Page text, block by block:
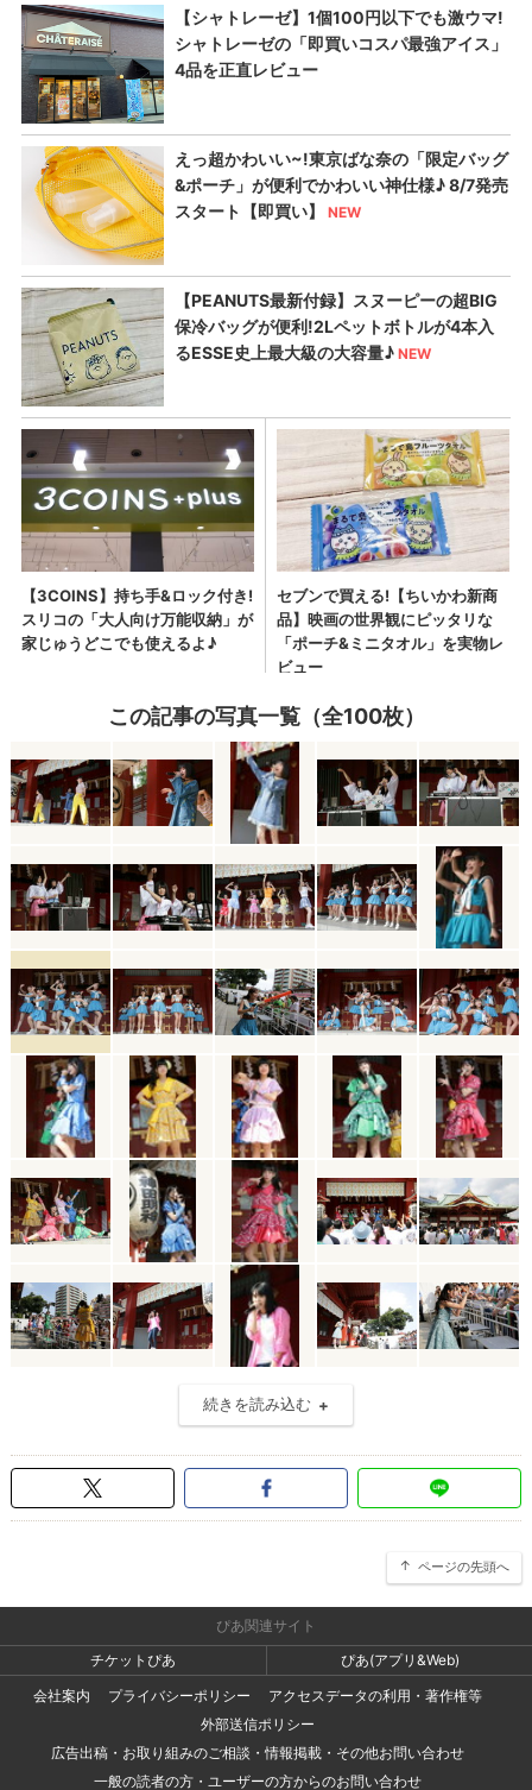
この記事の写真一覧（全100枚）
続きを読み込む
ページの先頭へ
ぴあ関連サイト
チケットぴあ
ぴあ(アプリ&Web)
会社案内
プライバシーポリシー
アクセスデータの利用・著作権等
外部送信ポリシー
広告出稿・お取り組みのご相談・情報掲載・その他お問い合わせ
一般の読者の方・ユーザーの方からのお問い合わせ